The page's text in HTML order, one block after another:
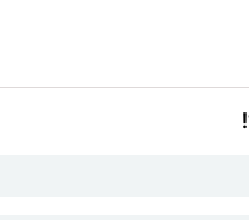
לרדוף אחריו, כי הוא לא
בכתבים הבודהיסטיים,
ובהם הדלאי לאמה, ידיעה
החדישים ביותר,
למען הזולת והן בטכניקות
וקולחת, שופעת עובדות